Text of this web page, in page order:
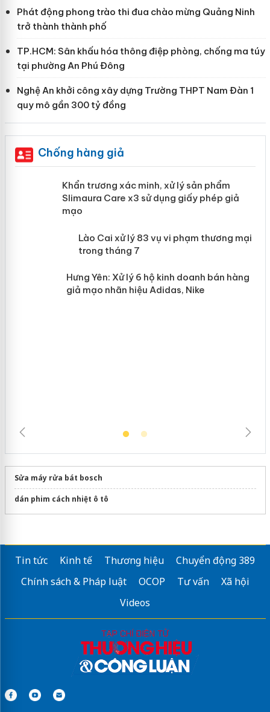
Phát động phong trào thi đua chào mừng Quảng Ninh
trở thành thành phố
TP.HCM: Sân khấu hóa thông điệp phòng, chống ma túy
tại phường An Phú Đông
Nghệ An khởi công xây dựng Trường THPT Nam Đàn 1
quy mô gần 300 tỷ đồng
Chống hàng giả
Khẩn trương xác minh, xử lý sản phẩm
Slimaura Care x3 sử dụng giấy phép
mại trong tháng 7
Sửa máy rửa bát bosch
dán phim cách nhiệt ô tô
Tin tức Kinh tế Thương hiệu
Chuyển động 389
Chính sách & Pháp luật
OCOP Tư vấn
Xã hội
Videos